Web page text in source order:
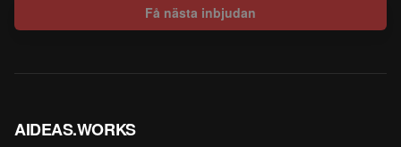
Få nästa inbjudan
AIDEAS.WORKS